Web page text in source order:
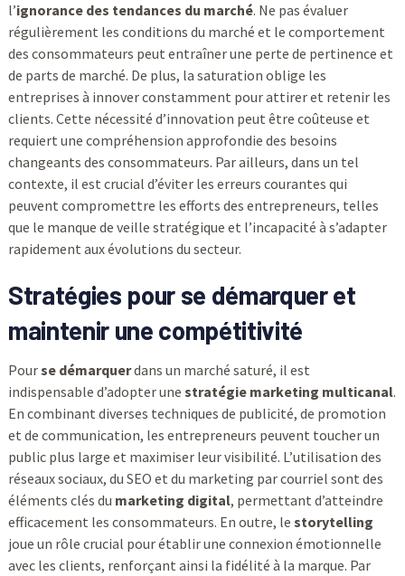
l’ignorance des tendances du marché. Ne pas évaluer
régulièrement les conditions du marché et le comportement
des consommateurs peut entraîner une perte de pertinence et
de parts de marché. De plus, la saturation oblige les
entreprises à innover constamment pour attirer et retenir les
clients. Cette nécessité d’innovation peut être coûteuse et
requiert une compréhension approfondie des besoins
changeants des consommateurs. Par ailleurs, dans un tel
contexte, il est crucial d’éviter les erreurs courantes qui
peuvent compromettre les efforts des entrepreneurs, telles
que le manque de veille stratégique et l’incapacité à s’adapter
rapidement aux évolutions du secteur.
Stratégies pour se démarquer et
maintenir une compétitivité
Pourse démarquerdans un marché saturé, il est
indispensable d’adopter une stratégie marketing multicanal.
En combinant diverses techniques de publicité, de promotion
et de communication, les entrepreneurs peuvent toucher un
public plus large et maximiser leur visibilité. L’utilisation des
réseaux sociaux, du SEO et du marketing par courriel sont des
éléments clés du marketing digital, permettant d’atteindre
efficacement les consommateurs. En outre, le storytelling
joue un rôle crucial pour établir une connexion émotionnelle
avec les clients, renforçant ainsi la fidélité à la marque. Par